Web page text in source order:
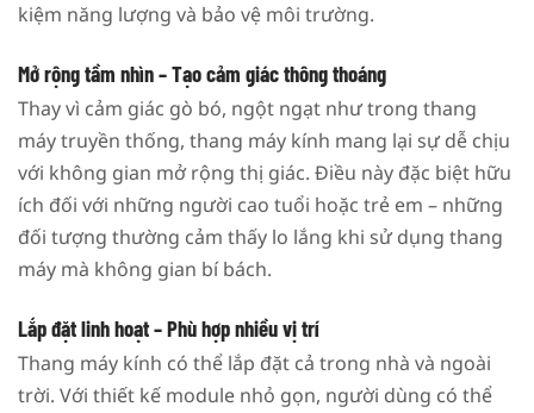
kiệm năng lượng và bảo vệ môi trường.
Mở rộng tầm nhìn – Tạo cảm giác thông thoáng
Thay vì cảm giác gò bó, ngột ngạt như trong thang
máy truyền thống, thang máy kính mang lại sự dễ chịu
với không gian mở rộng thị giác. Điều này đặc biệt hữu
ích đối với những người cao tuổi hoặc trẻ em – những
đối tượng thường cảm thấy lo lắng khi sử dụng thang
máy mà không gian bí bách.
Lắp đặt linh hoạt – Phù hợp nhiều vị trí
Thang máy kính có thể lắp đặt cả trong nhà và ngoài
trời. Với thiết kế module nhỏ gọn, người dùng có thể